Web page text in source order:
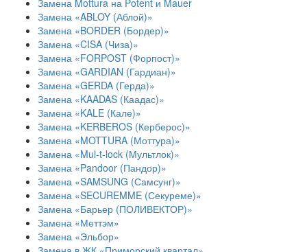
Замена Mottura на Potent и Mauer
Замена «ABLOY (Аблой)»
Замена «BORDER (Бордер)»
Замена «CISA (Чиза)»
Замена «FORPOST (Форпост)»
Замена «GARDIAN (Гардиан)»
Замена «GERDA (Герда)»
Замена «KAADAS (Каадас)»
Замена «KALE (Кале)»
Замена «KERBEROS (Керберос)»
Замена «MOTTURA (Моттура)»
Замена «Mul-t-lock (Мультлок)»
Замена «Pandoor (Пандор)»
Замена «SAMSUNG (Самсунг)»
Замена «SECUREMME (Секуреме)»
Замена «Барьер (ПОЛИВЕКТОР)»
Замена «Меттэм»
Замена «Эльбор»